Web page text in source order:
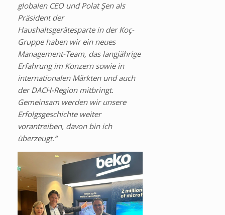
globalen CEO und Polat Şen als
Präsident der
Haushaltsgerätesparte in der Koç-
Gruppe haben wir ein neues
Management-Team, das langjährige
Erfahrung im Konzern sowie in
internationalen Märkten und auch
der DACH-Region mitbringt.
Gemeinsam werden wir unsere
Erfolgsgeschichte weiter
vorantreiben, davon bin ich
überzeugt.“